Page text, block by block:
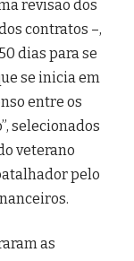
revisão dos
contratos –,
dias para se
se inicia em
entre os
selecionados
veterano
pelo
as